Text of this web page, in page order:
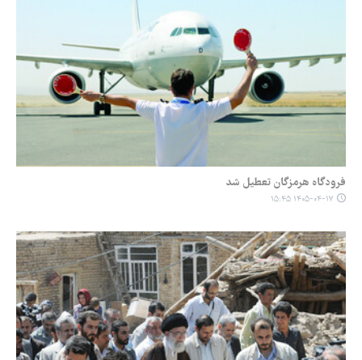
فرودگاه هرمزگان تعطیل شد
۱۴۰۵-۰۴-۱۷ ۱۵:۴۵